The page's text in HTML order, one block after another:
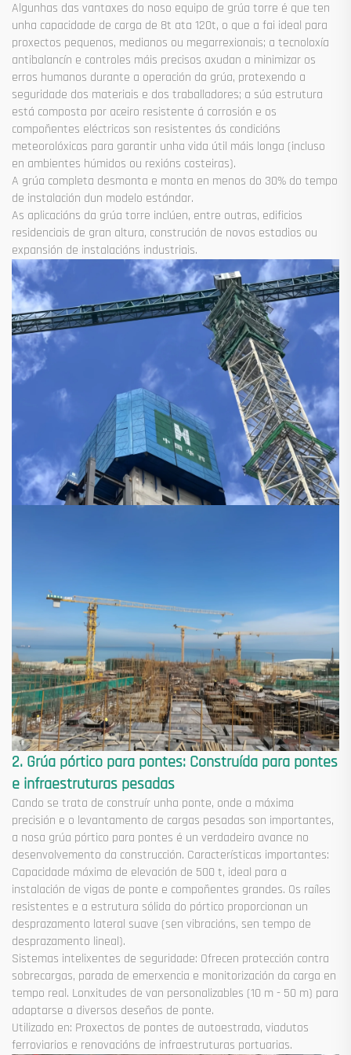
Algunhas das vantaxes do noso equipo de grúa torre é que ten
unha capacidade de carga de 8t ata 120t, o que a fai ideal para
proxectos pequenos, medianos ou megarrexionais; a tecnoloxía
antibalancín e controles máis precisos axudan a minimizar os
erros humanos durante a operación da grúa, protexendo a
seguridade dos materiais e dos traballadores; a súa estrutura
está composta por aceiro resistente á corrosión e os
compoñentes eléctricos son resistentes ás condicións
meteorolóxicas para garantir unha vida útil máis longa (incluso
en ambientes húmidos ou rexións costeiras).
A grúa completa desmonta e monta en menos do 30% do tempo
de instalación dun modelo estándar.
As aplicacións da grúa torre inclúen, entre outras, edificios
residenciais de gran altura, construción de novos estadios ou
expansión de instalacións industriais.
2. Grúa pórtico para pontes: Construída para pontes
e infraestruturas pesadas
Cando se trata de construír unha ponte, onde a máxima
precisión e o levantamento de cargas pesadas son importantes,
a nosa grúa pórtico para pontes é un verdadeiro avance no
desenvolvemento da construcción. Características importantes:
Capacidade máxima de elevación de 500 t, ideal para a
instalación de vigas de ponte e compoñentes grandes. Os raíles
resistentes e a estrutura sólida do pórtico proporcionan un
desprazamento lateral suave (sen vibracións, sen tempo de
desprazamento lineal).
Sistemas intelixentes de seguridade: Ofrecen protección contra
sobrecargas, parada de emerxencia e monitorización da carga en
tempo real. Lonxitudes de van personalizables (10 m - 50 m) para
adaptarse a diversos deseños de ponte.
Utilizado en: Proxectos de pontes de autoestrada, viadutos
ferroviarios e renovacións de infraestruturas portuarias.